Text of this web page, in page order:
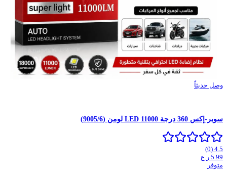
وصل حديثاً
سوبر-إكس 360 درجة LED 11000 لومن (9005/6)
4.5
(
0
)
5.99 ر.ع
متوفر